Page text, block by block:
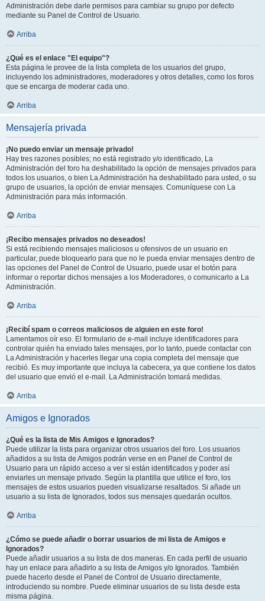
Administración debe darle permisos para cambiar su grupo por defecto
mediante su Panel de Control de Usuario.
Arriba
¿Qué es el enlace "El equipo"?
Esta página le provee de la lista completa de los usuarios del grupo,
incluyendo los administradores, moderadores y otros detalles, como los foros
que se encarga de moderar cada uno.
Arriba
Mensajería privada
¡No puedo enviar un mensaje privado!
Hay tres razones posibles; no está registrado y/o identificado, La
Administración del foro ha deshabilitado la opción de mensajes privados para
todos los usuarios, o bien La Administración ha deshabilitado para usted, o su
grupo de usuarios, la opción de enviar mensajes. Comuníquese con La
Administración para más información.
Arriba
¡Recibo mensajes privados no deseados!
Si está recibiendo mensajes maliciosos u ofensivos de un usuario en
particular, puede bloquearlo para que no le pueda enviar mensajes dentro de
las opciones del Panel de Control de Usuario, puede usar el botón para
informar o reportar dichos mensajes a los Moderadores, o comunicarlo a La
Administración.
Arriba
¡Recibí spam o correos maliciosos de alguien en este foro!
Lamentamos oír eso. El formulario de e-mail incluye identificadores para
controlar quién ha enviado tales mensajes, por lo tanto, puede contactar con
La Administración y hacerles llegar una copia completa del mensaje que
recibió. Es muy importante que incluya la cabecera, ya que contiene los datos
del usuario que envió el e-mail. La Administración tomará medidas.
Arriba
Amigos e Ignorados
¿Qué es la lista de Mis Amigos e Ignorados?
Puede utilizar la lista para organizar otros usuarios del foro. Los usuarios
añadidos a su lista de Amigos podrán verse en en Panel de Control de
Usuario para un rápido acceso a ver si están identificados y poder así
enviarles un mensaje privado. Según la plantilla que utilice el foro, los
mensajes de estos usuarios pueden visualizarse resaltados. Si añade un
usuario a su lista de Ignorados, todos sus mensajes quedarán ocultos.
Arriba
¿Cómo se puede añadir o borrar usuarios de mi lista de Amigos e
Ignorados?
Puede añadir usuarios a su lista de dos maneras. En cada perfil de usuario
hay un enlace para añadirlo a su lista de Amigos y/o Ignorados. También
puede hacerlo desde el Panel de Control de Usuario directamente,
introduciendo su nombre. Puede eliminar usuarios de su lista desde esta
misma página.